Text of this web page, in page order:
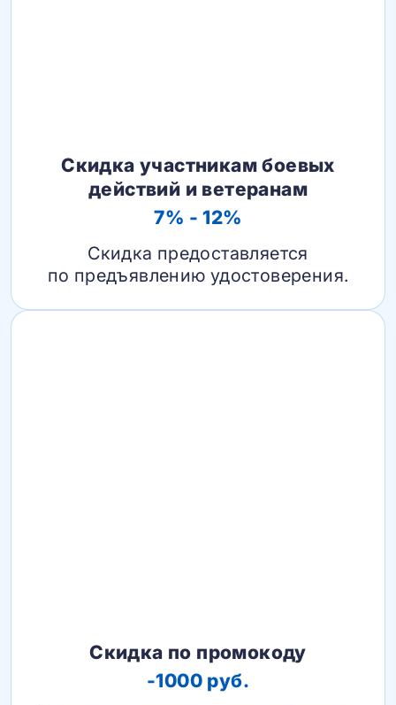
Скидка участникам боевых
действий и ветеранам
7% - 12%
Скидка предоставляется
по предъявлению удостоверения.
Скидка по промокоду
-1000 руб.